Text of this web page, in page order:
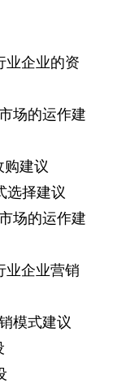
业企业的资
场的运作建
购建议
选择建议
场的运作建
业企业营销
模式建议